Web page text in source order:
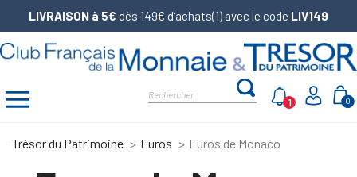
LIVRAISON à 5€ dès 149€ d’achats(1) avec le code LIV149
0
1
Trésor du Patrimoine Euros Euros de Monaco